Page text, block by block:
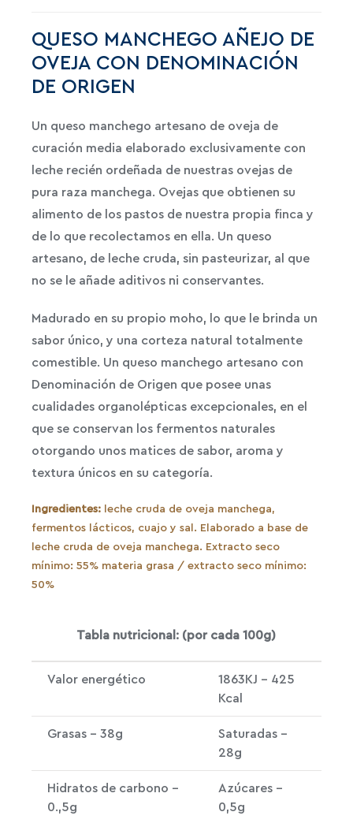
QUESO MANCHEGO AÑEJO DE
OVEJA CON DENOMINACIÓN
DE ORIGEN
Un queso manchego artesano de oveja de
curación media elaborado exclusivamente con
leche recién ordeñada de nuestras ovejas de
pura raza manchega. Ovejas que obtienen su
alimento de los pastos de nuestra propia finca y
de lo que recolectamos en ella. Un queso
artesano, de leche cruda, sin pasteurizar, al que
no se le añade aditivos ni conservantes.
Madurado en su propio moho, lo que le brinda un
sabor único, y una corteza natural totalmente
comestible. Un queso manchego artesano con
Denominación de Origen que posee unas
cualidades organolépticas excepcionales, en el
que se conservan los fermentos naturales
otorgando unos matices de sabor, aroma y
textura únicos en su categoría.
Ingredientes:leche cruda de oveja manchega,
fermentos lácticos, cuajo y sal. Elaborado a base de
leche cruda de oveja manchega. Extracto seco
mínimo: 55% materia grasa / extracto seco mínimo:
50%
Tabla nutricional: (por cada 100g)
Valor energético
1863KJ – 425
Kcal
Grasas – 38g
Saturadas –
28g
Hidratos de carbono –
0.,5g
Azúcares –
0,5g